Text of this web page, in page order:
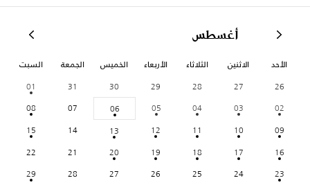
أغسطس
الأحد الاثنين الثلاثاء الأربعاء الخميس الجمعة السبت
26
27
28
29
30
31
01
02
03
04
05
06
07
08
09
10
11
12
13
14
15
16
17
18
19
20
21
22
23
24
25
26
27
28
29